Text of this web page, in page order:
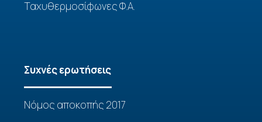
Ταχυθερμοσίφωνες Φ.Α.
Συχνές ερωτήσεις
Νόμος αποκοπής 2017